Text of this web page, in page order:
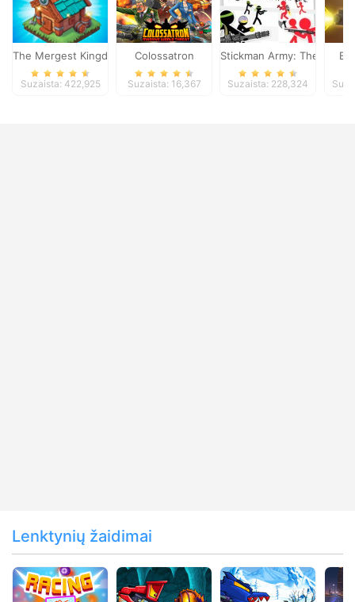
The Mergest Kingdom
Suzaista: 422,925
Colossatron
Suzaista: 16,367
Stickman Army: The
Suzaista: 228,324
Lenktynių žaidimai